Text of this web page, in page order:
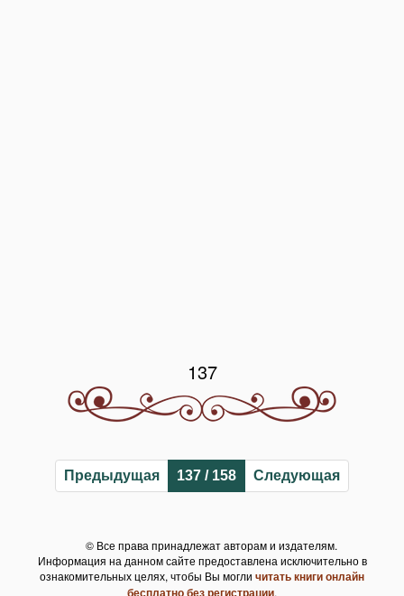
137
Предыдущая 137 / 158 Следующая
© Все права принадлежат авторам и издателям.
Информация на данном сайте предоставлена исключительно в
ознакомительных целях, чтобы Вы могли читать книги онлайн
бесплатно без регистрации.